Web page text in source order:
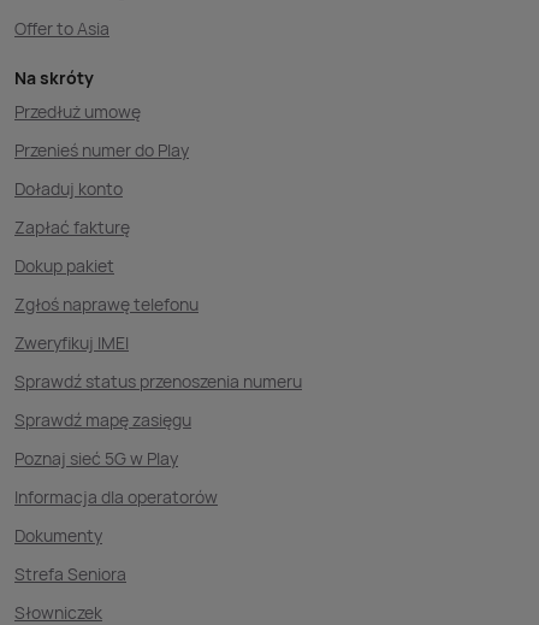
Offer to Asia
Na skróty
Przedłuż umowę
Przenieś numer do Play
Doładuj konto
Zapłać fakturę
Dokup pakiet
Zgłoś naprawę telefonu
Zweryfikuj IMEI
Sprawdź status przenoszenia numeru
Sprawdź mapę zasięgu
Poznaj sieć 5G w Play
Informacja dla operatorów
Dokumenty
Strefa Seniora
Słowniczek